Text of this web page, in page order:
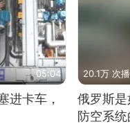
05:04
进卡车，
20.1万 次
俄罗斯
防空系统